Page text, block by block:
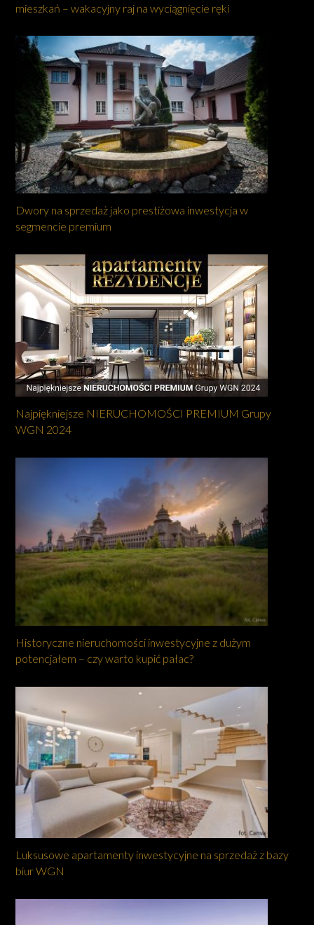
mieszkań – wakacyjny raj na wyciągnięcie ręki
Dwory na sprzedaż jako prestiżowa inwestycja w
segmencie premium
Najpiękniejsze NIERUCHOMOŚCI PREMIUM Grupy
WGN 2024
Historyczne nieruchomości inwestycyjne z dużym
potencjałem – czy warto kupić pałac?
Luksusowe apartamenty inwestycyjne na sprzedaż z bazy
biur WGN